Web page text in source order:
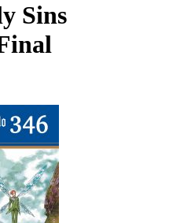
Sins